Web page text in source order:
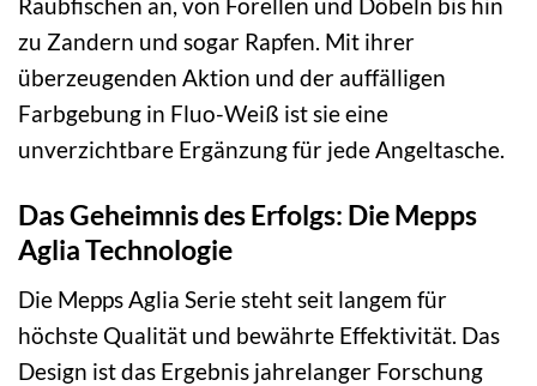
zu Zandern und sogar Rapfen. Mit ihrer
überzeugenden Aktion und der auffälligen
Farbgebung in Fluo-Weiß ist sie eine
unverzichtbare Ergänzung für jede Angeltasche.
Das Geheimnis des Erfolgs: Die Mepps
Aglia Technologie
Die Mepps Aglia Serie steht seit langem für
höchste Qualität und bewährte Effektivität. Das
Design ist das Ergebnis jahrelanger Forschung